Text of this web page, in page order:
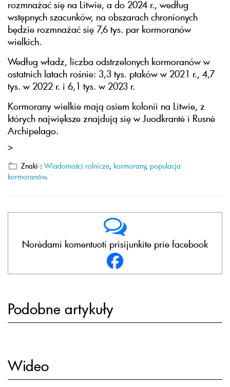
rozmnażać się na Litwie, a do 2024 r., według
wstępnych szacunków, na obszarach chronionych
będzie rozmnażać się 7,6 tys. par kormoranów
wielkich.
Według władz, liczba odstrzelonych kormoranów w
ostatnich latach rośnie: 3,3 tys. ptaków w 2021 r., 4,7
tys. w 2022 r. i 6,1 tys. w 2023 r.
Kormorany wielkie mają osiem kolonii na Litwie, z
których największe znajdują się w Juodkrantė i Rusnė
Archipelago.
>
Znaki : Wiadomości rolnicze, kormorany, populacja
kormoranów.
Norėdami komentuoti prisijunkite prie facebook
Podobne artykuły
Wideo